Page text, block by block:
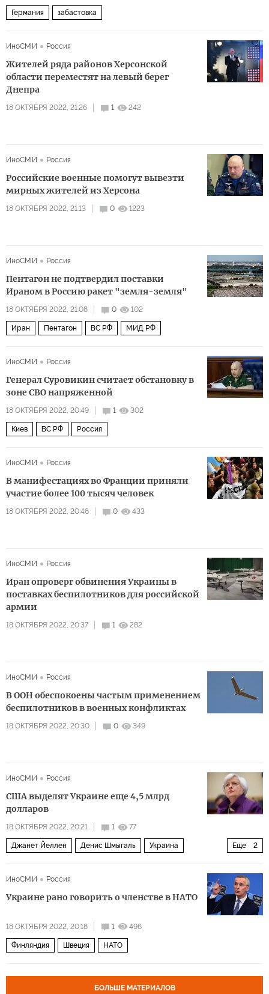
Германия забастовка
ИноСМИ Россия
Жителей ряда районов Херсонской
области переместят на левый берег
Днепра
18 ОКТЯБРЯ 2022, 21:26 1 242
ИноСМИ Россия
Российские военные помогут вывезти
мирных жителей из Херсона
18 ОКТЯБРЯ 2022, 21:13 0 1223
ИноСМИ Россия
Пентагон не подтвердил поставки
Ираном в Россию ракет "земля-земля"
18 ОКТЯБРЯ 2022, 21:08 0 102
Иран Пентагон ВС РФ МИД РФ
ИноСМИ Россия
Генерал Суровикин считает обстановку в
зоне СВО напряженной
18 ОКТЯБРЯ 2022, 20:49 1 302
Киев ВС РФ Россия
ИноСМИ Россия
В манифестациях во Франции приняли
участие более 100 тысяч человек
18 ОКТЯБРЯ 2022, 20:46 0 433
ИноСМИ Россия
Иран опроверг обвинения Украины в
поставках беспилотников для российской
армии
18 ОКТЯБРЯ 2022, 20:37 1 282
ИноСМИ Россия
В ООН обеспокоены частым применением
беспилотников в военных конфликтах
18 ОКТЯБРЯ 2022, 20:30 0 349
ИноСМИ Россия
США выделят Украине еще 4,5 млрд
долларов
18 ОКТЯБРЯ 2022, 20:21 1 77
Еще 2
Джанет Йеллен Денис Шмыгаль Украина
ИноСМИ
Россия
Украине рано говорить о членстве в НАТО
18 ОКТЯБРЯ 2022, 20:18 1 496
Финляндия Швеция НАТО
БОЛЬШЕ МАТЕРИАЛОВ